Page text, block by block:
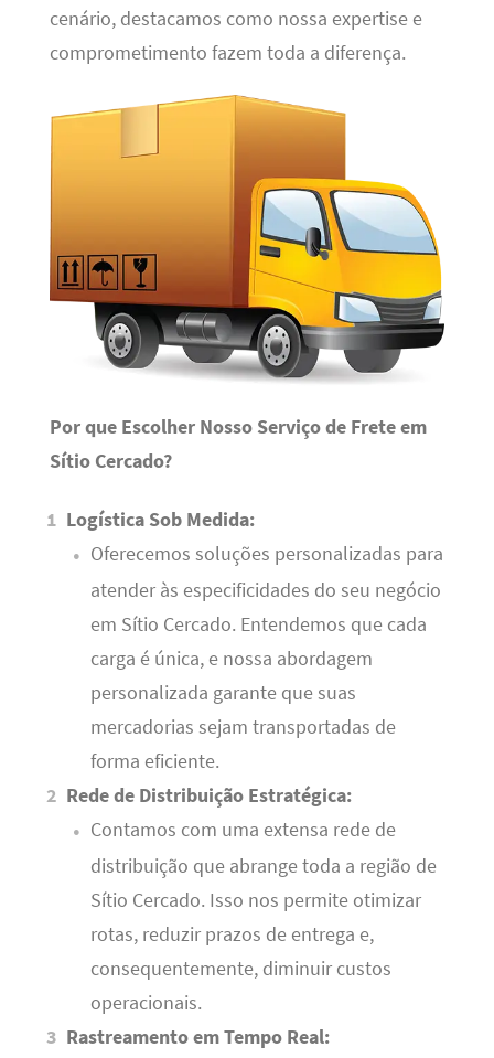
cenário, destacamos como nossa expertise e
comprometimento fazem toda a diferença.
Por que Escolher Nosso Serviço de Frete em
Sítio Cercado?
Logística Sob Medida:
Oferecemos soluções personalizadas para
atender às especificidades do seu negócio
em Sítio Cercado. Entendemos que cada
carga é única, e nossa abordagem
personalizada garante que suas
mercadorias sejam transportadas de
forma eficiente.
Rede de Distribuição Estratégica:
Contamos com uma extensa rede de
distribuição que abrange toda a região de
Sítio Cercado. Isso nos permite otimizar
rotas, reduzir prazos de entrega e,
consequentemente, diminuir custos
operacionais.
Rastreamento em Tempo Real: